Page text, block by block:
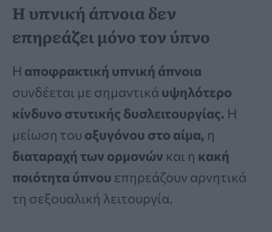
Η υπνική άπνοια δεν
επηρεάζει μόνο τον ύπνο
Η αποφρακτική υπνική άπνοια
συνδέεται με σημαντικά υψηλότερο
κίνδυνο στυτικής δυσλειτουργίας. Η
μείωση του οξυγόνου στο αίμα, η
διαταραχή των ορμονών και η κακή
ποιότητα ύπνου επηρεάζουν αρνητικά
τη σεξουαλική λειτουργία.